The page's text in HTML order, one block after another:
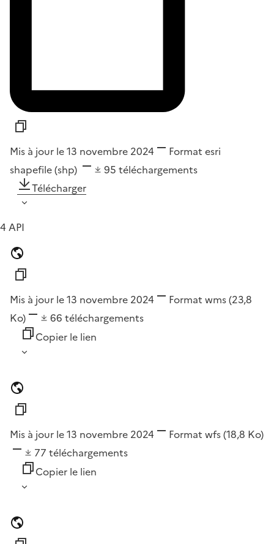
Mis à jour le 13 novembre 2024 Format esri
shapefile (shp)
95 téléchargements
Télécharger
4 API
Mis à jour le 13 novembre 2024 Format wms(23,8
Ko)
66 téléchargements
Copier le lien
Mis à jour le 13 novembre 2024 Format wfs(18,8 Ko)
77 téléchargements
Copier le lien